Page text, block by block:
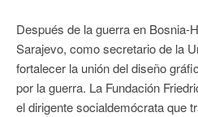
Después de la guerra en Bosnia-
Sarajevo, como secretario de la
fortalecer la unión del diseño
por la guerra. La Fundación
el dirigente socialdemócrata que